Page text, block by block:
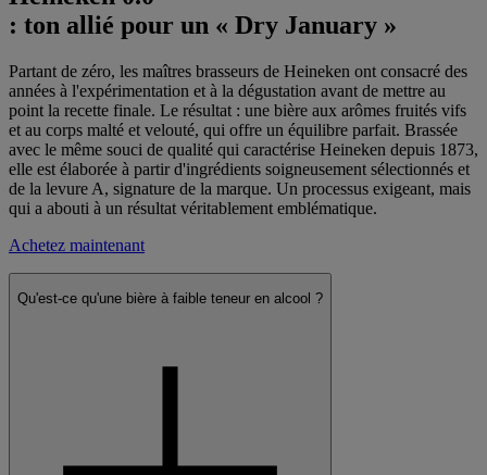
: ton allié pour un « Dry January »
Partant de zéro, les maîtres brasseurs de Heineken ont consacré des
années à l'expérimentation et à la dégustation avant de mettre au
point la recette finale. Le résultat : une bière aux arômes fruités vifs
et au corps malté et velouté, qui offre un équilibre parfait. Brassée
avec le même souci de qualité qui caractérise Heineken depuis 1873,
elle est élaborée à partir d'ingrédients soigneusement sélectionnés et
de la levure A, signature de la marque. Un processus exigeant, mais
qui a abouti à un résultat véritablement emblématique.
Achetez maintenant
Qu'est-ce qu'une bière à faible teneur en alcool ?